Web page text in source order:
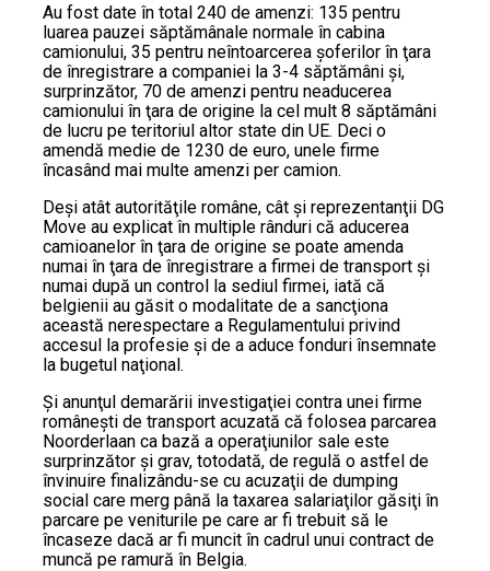
Au fost date în total 240 de amenzi: 135 pentru
luarea pauzei săptămânale normale în cabina
camionului, 35 pentru neîntoarcerea şoferilor în ţara
de înregistrare a companiei la 3-4 săptămâni şi,
surprinzător, 70 de amenzi pentru neaducerea
camionului în ţara de origine la cel mult 8 săptămâni
de lucru pe teritoriul altor state din UE. Deci o
amendă medie de 1230 de euro, unele firme
încasând mai multe amenzi per camion.
Deşi atât autorităţile române, cât şi reprezentanţii DG
Move au explicat în multiple rânduri că aducerea
camioanelor în ţara de origine se poate amenda
numai în ţara de înregistrare a firmei de transport şi
numai după un control la sediul firmei, iată că
belgienii au găsit o modalitate de a sancţiona
această nerespectare a Regulamentului privind
accesul la profesie şi de a aduce fonduri însemnate
la bugetul naţional.
Şi anunţul demarării investigaţiei contra unei firme
româneşti de transport acuzată că folosea parcarea
Noorderlaan ca bază a operaţiunilor sale este
surprinzător şi grav, totodată, de regulă o astfel de
învinuire finalizându-se cu acuzaţii de dumping
social care merg până la taxarea salariaţilor găsiţi în
parcare pe veniturile pe care ar fi trebuit să le
încaseze dacă ar fi muncit în cadrul unui contract de
muncă pe ramură în Belgia.